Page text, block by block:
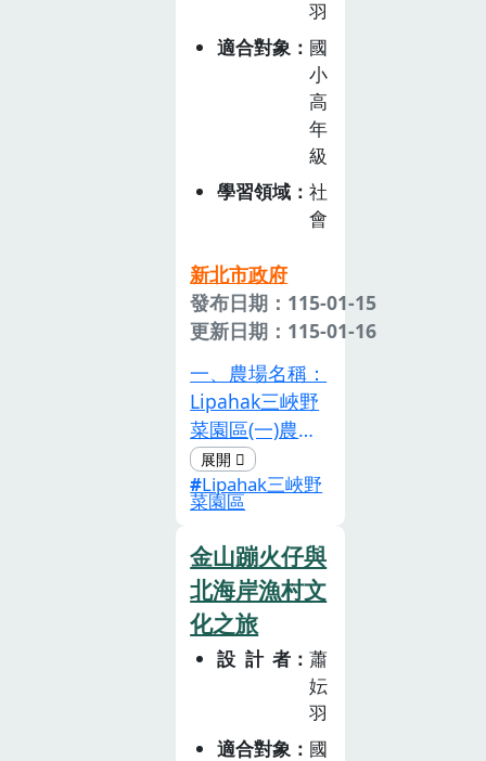
協助各級學校及
幼兒園透過課
程、學校午餐供
應等，進行食農
教育的學習及實
作、體驗活動，
從小培養對於飲
食及農業的理
解。因此，食農
教育在學校體系
的定位及課程發
展等策略研發，
便成為落實食農
教育的關鍵議
題。「十二年國
民基本教育課程
綱要」以核心素
養作為課程發展
的主軸，並將
「議題」融入各
領域，可說是重
要的特色。議題
具有時代性、脈
絡性，隨著社會
變遷產生、受到
關注倡議而列為
國家重要政策，
羽
適合對象
國
小
高
年
級
學習領域
社
會
新北市政府
發布日期：115-01-15
更新日期：115-01-16
一、農場名稱：
Lipahak三峽野
菜園區(一)農場
地址：新北市三
峽區隆恩街158
號(二)農場介
紹：Lipahak三
峽野菜園區位於
新北市三峽區隆
恩街，是一座以
原住民族農耕文
化與生態景觀為
核心所打造的體
驗型農園。園區
Lipahak三峽野
菜園區
金山蹦火仔與
北海岸漁村文
化之旅
設計者
蕭
妘
羽
適合對象
國